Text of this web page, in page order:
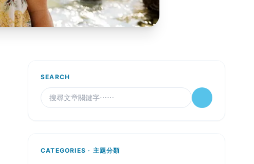
SEARCH
CATEGORIES · 主題分類